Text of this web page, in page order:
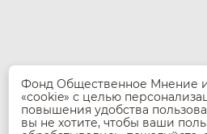
Фонд Общественное Мнение
«cookie» с целью
повышения удобства
вы не хотите, чтобы ваши
© 2026 Фонд Общественное
При использовании
Музей ПандемиС ссылка на